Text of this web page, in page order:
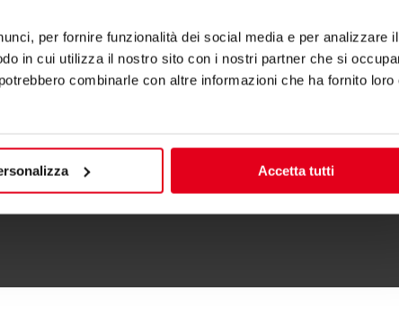
per fornire funzionalità dei social media e per analizzare il
in cui utilizza il nostro sito con i nostri partner che si
combinarle con altre informazioni che ha fornito loro
Accetta tutti
FOGÕES A GÁS 6 + 6 KW